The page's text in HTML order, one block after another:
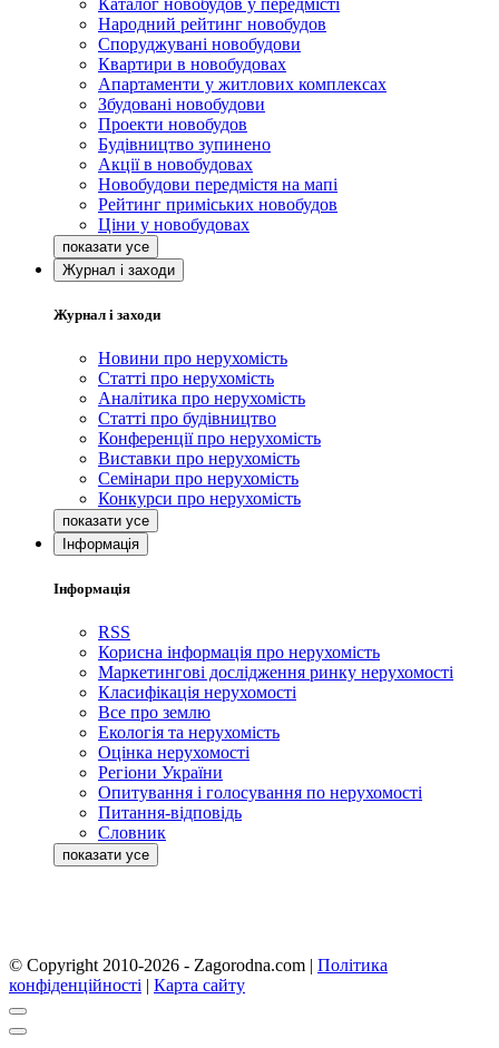
Народний рейтинг новобудов
Споруджувані новобудови
Квартири в новобудовах
Апартаменти у житлових комплексах
Збудовані новобудови
Проекти новобудов
Будівництво зупинено
Акції в новобудовах
Новобудови передмістя на мапі
Рейтинг приміських новобудов
Ціни у новобудовах
Журнал і заходи
Журнал і заходи
Новини про нерухомість
Статті про нерухомість
Аналітика про нерухомість
Статті про будівництво
Конференції про нерухомість
Виставки про нерухомість
Семінари про нерухомість
Конкурси про нерухомість
Інформація
Інформація
RSS
Корисна інформація про нерухомість
Маркетингові дослідження ринку нерухомості
Класифікація нерухомості
Все про землю
Екологія та нерухомість
Оцінка нерухомості
Регіони України
Опитування і голосування по нерухомості
Питання-відповідь
Словник
© Copyright 2010-2026 - Zagorodna.com | Політика
конфіденційності | Карта сайту